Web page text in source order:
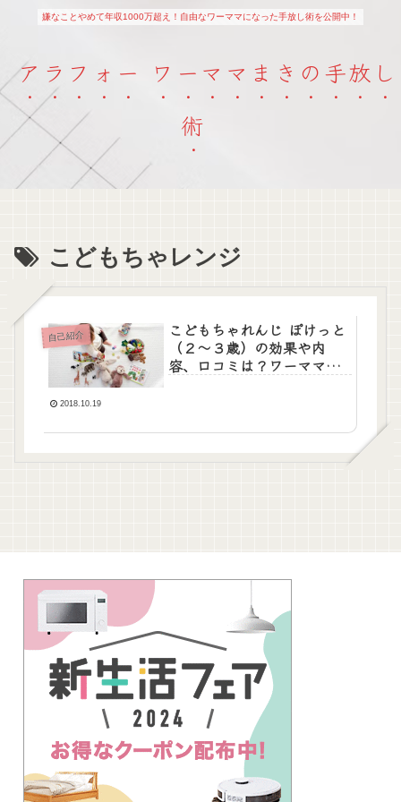
嫌なことやめて年収1000万超え！自由なワーママになった手放し術を公開中！
アラフォー ワーママまきの手放し
術
こどもちゃレンジ
自己紹介
こどもちゃれんじ ぽけっと
（２〜３歳）の効果や内
容、口コミは？ワーママで
2018.10.19